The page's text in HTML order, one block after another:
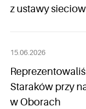
z ustawy
15.06.2026
Staraków przy
w Oborach